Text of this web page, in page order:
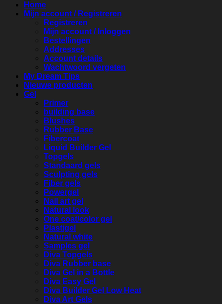
Home
Mijn account / Registreren
Registreren
Mijn account / Inloggen
Bestellingen
Addresses
Account details
Wachtwoord vergeten
My Dream Tips
Nieuwe producten
Gel
Primer
building base
Blushes
Rubber Base
Fibercoat
Liquid Builder Gel
Topgels
Standaard gels
Sculpting gels
Fiber gels
Powergel
Nail art gel
Natural look
One coat/color gel
Plastigel
Natural white
Samples gel
Diva Topgels
Diva Rubber base
Diva Gel in a Bottle
Diva Easy Gel
Diva Builder Gel Low Heat
Diva Art Gels